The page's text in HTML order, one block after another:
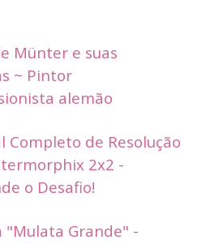
Münter e suas
~ Pintor
alemão
Completo de Resolução
2x2 -
o Desafio!
"Mulata Grande" -